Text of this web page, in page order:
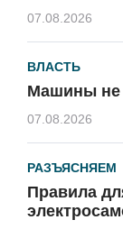
07.08.2026
ВЛАСТЬ
Машины не
07.08.2026
РАЗЪЯСНЯЕМ
Правила